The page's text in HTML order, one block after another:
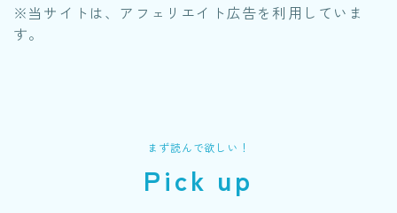
アーカイブノート
※当サイトは、アフェリエイト広告を利用していま
す。
まず読んで欲しい！
Pick up